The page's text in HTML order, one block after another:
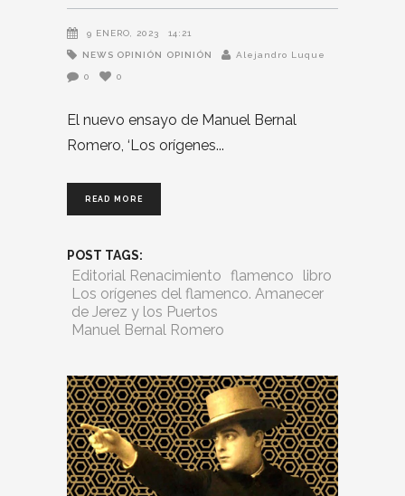
9 ENERO, 2023 14:21
NEWS OPINIÓN OPINIÓN Alejandro Luque
0 0
El nuevo ensayo de Manuel Bernal
Romero, ‘Los orígenes
READ MORE
POST TAGS:
Editorial Renacimiento flamenco
libro
Los orígenes del flamenco. Amanecer
de Jerez y los Puertos
Manuel Bernal Romero